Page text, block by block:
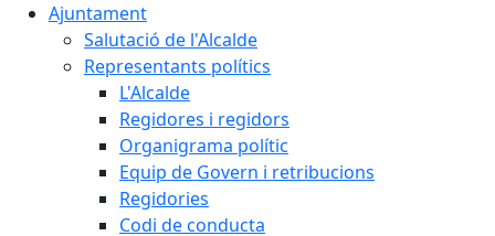
Ajuntament
Salutació de l'Alcalde
Representants polítics
L'Alcalde
Regidores i regidors
Organigrama polític
Equip de Govern i retribucions
Regidories
Codi de conducta